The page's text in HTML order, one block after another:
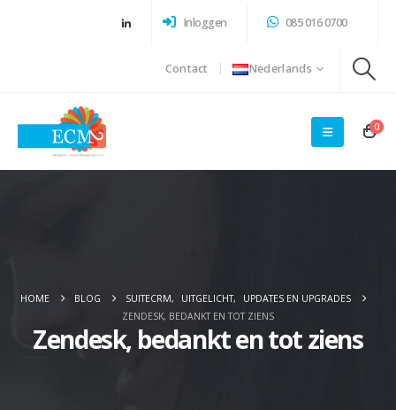
Inloggen 085 016 0700
Contact Nederlands
0
HOME BLOG SUITECRM, UITGELICHT,
UPDATES EN UPGRADES
ZENDESK, BEDANKT EN TOT ZIENS
Zendesk, bedankt en tot ziens